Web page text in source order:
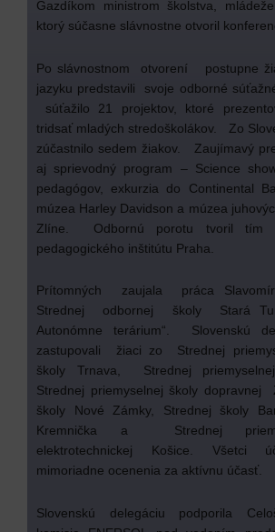
Gazdíkom ministrom školstva,
ktorý súčasne slávnostne otvoril
Po slávnostnom otvorení postupne
jazyku predstavili svoje odborné
súťažilo 21 projektov, ktoré
tridsať mladých stredoškolákov. Zo
zúčastnilo sedem žiakov. Zaujímavý
aj sprievodný program – Science
pedagógov, exkurzia do Continental
múzea Harley Davidson a múzea
Zlíne. Odbornú porotu tvoril tím
pedagogického inštitútu Praha.
Prítomných zaujala práca
Strednej odbornej školy Stará
Autonómne terárium“. Slovenskú
zastupovali žiaci zo Strednej
školy Trnava, Strednej
Strednej priemyselnej školy dopravnej
školy Nové Zámky, Strednej školy
Kremnička a Strednej
elektrotechnickej Košice. Všetci
mimoriadne ocenenia za aktívnu účasť.
Slovenskú delegáciu podporila